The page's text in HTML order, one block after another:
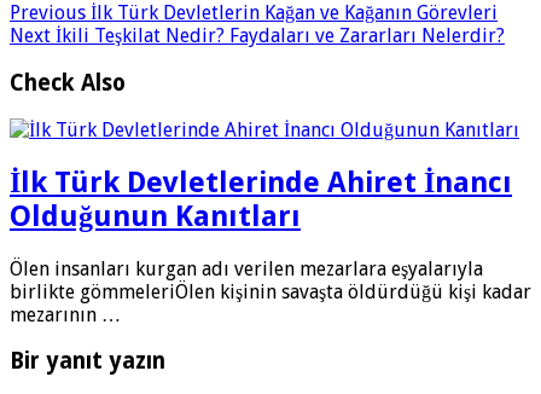
Previous İlk Türk Devletlerin Kağan ve Kağanın Görevleri
Next İkili Teşkilat Nedir? Faydaları ve Zararları Nelerdir?
Check Also
İlk Türk Devletlerinde Ahiret İnancı
Olduğunun Kanıtları
Ölen insanları kurgan adı verilen mezarlara eşyalarıyla
birlikte gömmeleriÖlen kişinin savaşta öldürdüğü kişi kadar
mezarının …
Bir yanıt yazın